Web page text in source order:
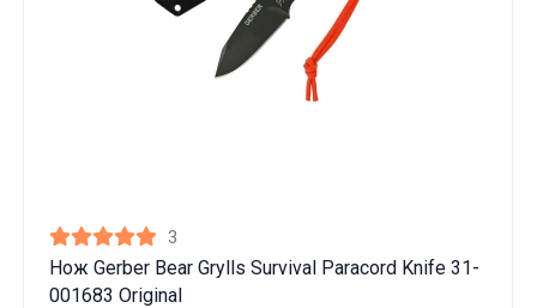
3
Нож Gerber Bear Grylls Survival Paracord Knife 31-
001683 Original